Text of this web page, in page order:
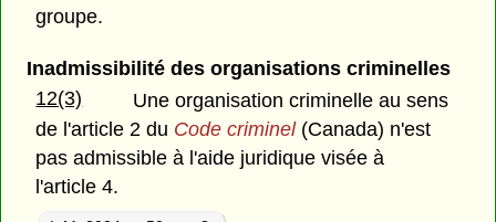
groupe.
Inadmissibilité des organisations criminelles
12(3)
Une organisation criminelle au sens
de l'article 2 du Code criminel(Canada) n'est
pas admissible à l'aide juridique visée à
l'article 4.